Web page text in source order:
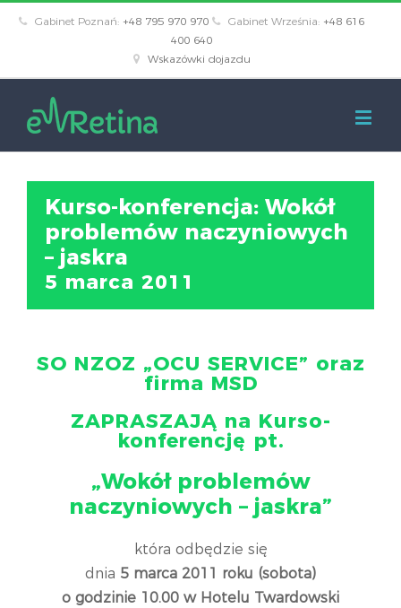
Gabinet Poznań: +48 795 970 970 Gabinet Września: +48 616
400 640
Wskazówki dojazdu
Kurso-konferencja: Wokół
problemów naczyniowych
– jaskra
5 marca 2011
SO NZOZ „OCU SERVICE” oraz
firma MSD
ZAPRASZAJĄ na Kurso-
konferencję pt.
„Wokół problemów
naczyniowych – jaskra”
która odbędzie się
dnia 5 marca 2011 roku (sobota)
o godzinie 10.00 w Hotelu Twardowski